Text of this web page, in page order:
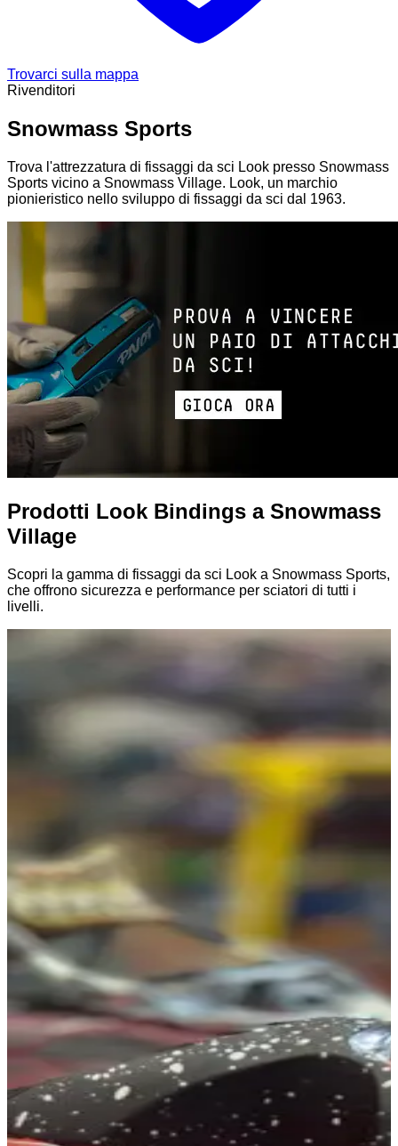
Trovarci sulla mappa
Rivenditori
Snowmass Sports
Trova l'attrezzatura di fissaggi da sci Look presso Snowmass
Sports vicino a Snowmass Village. Look, un marchio
pionieristico nello sviluppo di fissaggi da sci dal 1963.
Prodotti Look Bindings a Snowmass
Village
Scopri la gamma di fissaggi da sci Look a Snowmass Sports,
che offrono sicurezza e performance per sciatori di tutti i
livelli.